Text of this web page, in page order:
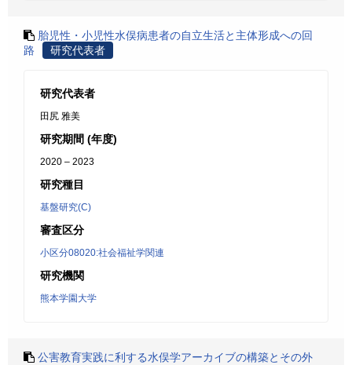
胎児性・小児性水俣病患者の自立生活と主体形成への回
路
研究代表者
研究代表者
田尻 雅美
研究期間 (年度)
2020 – 2023
研究種目
基盤研究(C)
審査区分
小区分08020:社会福祉学関連
研究機関
熊本学園大学
公害教育実践に利する水俣学アーカイブの構築とその外